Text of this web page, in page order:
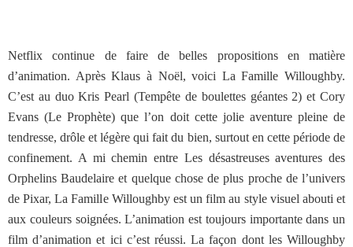
Netflix continue de faire de belles propositions en matière
d’animation. Après Klaus à Noël, voici La Famille Willoughby.
C’est au duo Kris Pearl (Tempête de boulettes géantes 2) et Cory
Evans (Le Prophète) que l’on doit cette jolie aventure pleine de
tendresse, drôle et légère qui fait du bien, surtout en cette période de
confinement. A mi chemin entre Les désastreuses aventures des
Orphelins Baudelaire et quelque chose de plus proche de l’univers
de Pixar, La Famille Willoughby est un film au style visuel abouti et
aux couleurs soignées. L’animation est toujours importante dans un
film d’animation et ici c’est réussi. La façon dont les Willoughby